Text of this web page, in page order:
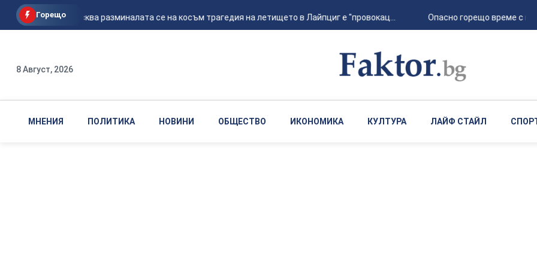
Горещо
Според Москва разминалата се на косъм трагедия на летището в Лайпциг е "провокац... Опасно горещо време с
8 Август, 2026
МНЕНИЯ ПОЛИТИКА НОВИНИ ОБЩЕСТВО ИКОНОМИКА КУЛТУРА ЛАЙФ СТАЙЛ